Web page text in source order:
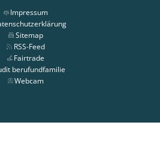
Impressum
Sitemap
RSS-Feed
Fairtrade
berufundfamilie
Webcam